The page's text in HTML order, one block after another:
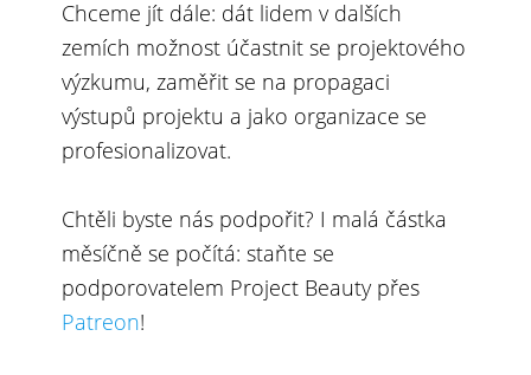
Chceme jít dále: dát lidem v dalších
zemích možnost účastnit se projektového
výzkumu, zaměřit se na propagaci
výstupů projektu a jako organizace se
profesionalizovat.
Chtěli byste nás podpořit? I malá částka
měsíčně se počítá: staňte se
podporovatelem Project Beauty přes
Patreon!